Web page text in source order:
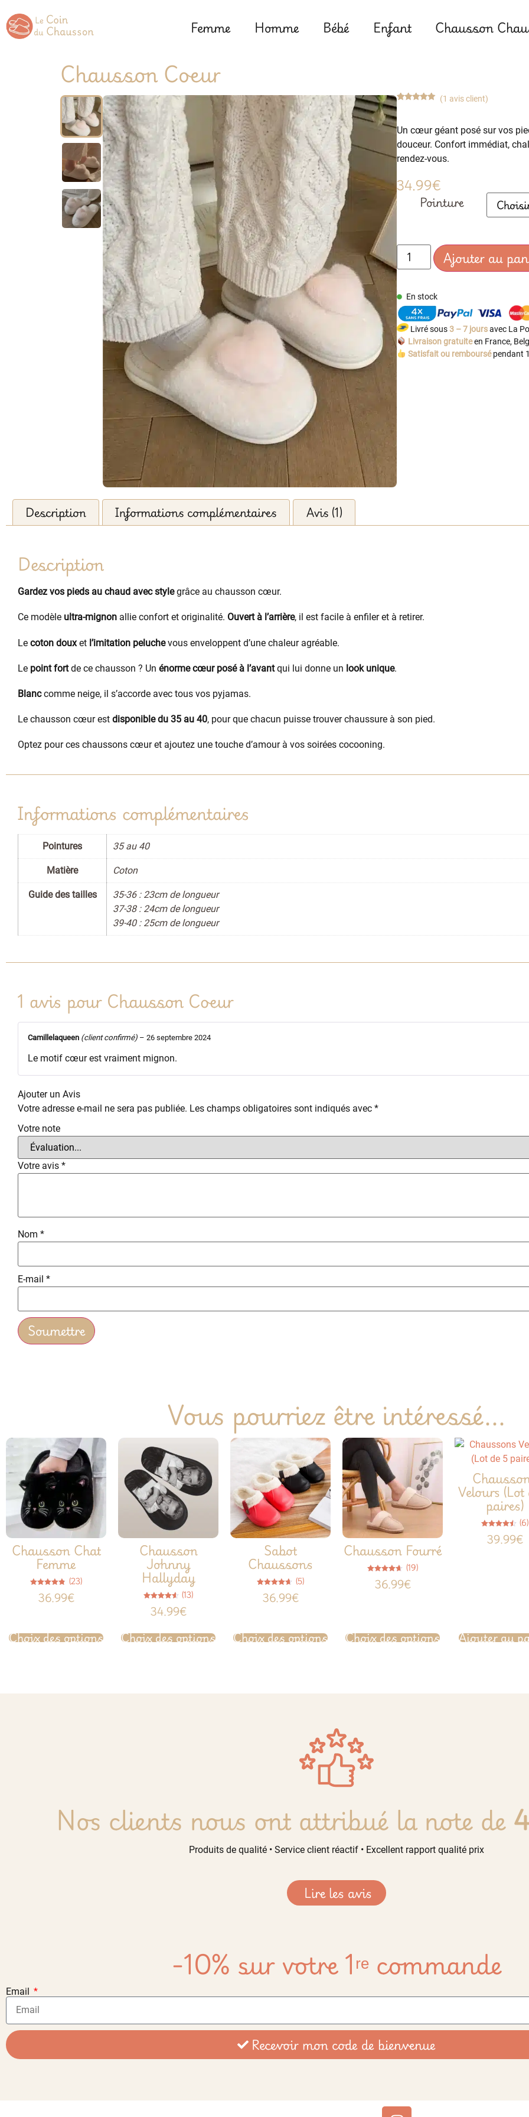
Femme Homme Bébé Enfant Chausson
Chausson Coeur
notation
client
(1 avis client)
Un cœur géant posé sur vos
douceur. Confort immédiat,
rendez-vous.
34.99€
Pointure
Ajouter au
En stock
Livré sous3 – 7 joursavec La
Livraison gratuiteen France,
Satisfait ou remboursépendant
Description Informations complémentaires Avis (1)
Description
Gardez vos pieds au chaud avec stylegrâce au chausson cœur.
Ce modèle ultra-mignon allie confort et originalité. Ouvert à l’arrière, il est facile à enfiler et à retirer.
Le coton douxet l’imitation peluchevous enveloppent d’une chaleur agréable.
Le point fortde ce chausson ? Un énorme cœur posé à l’avantqui lui donne un look unique.
Blanccomme neige, il s’accorde avec tous vos pyjamas.
Le chausson cœur est disponible du 35 au 40, pour que chacun puisse trouver chaussure à son pied.
Optez pour ces chaussons cœur et ajoutez une touche d’amour à vos soirées cocooning.
Informations complémentaires
Pointures 35 au 40
Matière Coton
Guide des tailles
35-36 : 23cm de longueur
37-38 : 24cm de longueur
39-40 : 25cm de longueur
1 avis pour Chausson Coeur
Camillelaqueen (client confirmé) – 26 septembre 2024
Le motif cœur est vraiment mignon.
Ajouter un Avis
Votre adresse e-mail ne sera pas publiée. Les champs obligatoires sont indiqués avec *
Votre note
Votre avis *
Nom *
E-mail *
Vous pourriez être intéressé...
Chausson Chat
Femme
4.78
sur 5
(23)
36.99€
Choix des options
Chausson
Johnny
Hallyday
4.54
sur 5
(13)
34.99€
Choix des options
Sabot
Chaussons
4.60
sur 5
(5)
36.99€
Choix des options
Chausson Fourré
4.63
sur 5
(19)
36.99€
Choix des options
Velours (Lot
paires)
4.50
sur 5
(6)
39.99€
Ajouter au
Nos clients nous ont attribué la note de
Produits de qualité • Service client réactif • Excellent rapport qualité prix
Lire les avis
-10% sur votre 1ʳᵉ commande
Email
Recevoir mon code de bienvenue